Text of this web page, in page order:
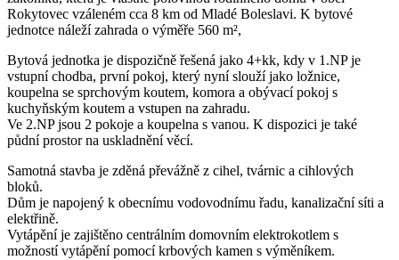
Rokytovec vzáleném cca 8 km od Mladé Boleslavi. K bytové
jednotce náleží zahrada o výměře 560 m²,
Bytová jednotka je dispozičně řešená jako 4+kk, kdy v 1.NP je
vstupní chodba, první pokoj, který nyní slouží jako ložnice,
koupelna se sprchovým koutem, komora a obývací pokoj s
kuchyňským koutem a vstupen na zahradu.
Ve 2.NP jsou 2 pokoje a koupelna s vanou. K dispozici je také
půdní prostor na uskladnění věcí.
Samotná stavba je zděná převážně z cihel, tvárnic a cihlových
bloků.
Dům je napojený k obecnímu vodovodnímu řadu, kanalizační síti a
elektřině.
Vytápění je zajištěno centrálním domovním elektrokotlem s
možností vytápění pomocí krbových kamen s výměníkem.